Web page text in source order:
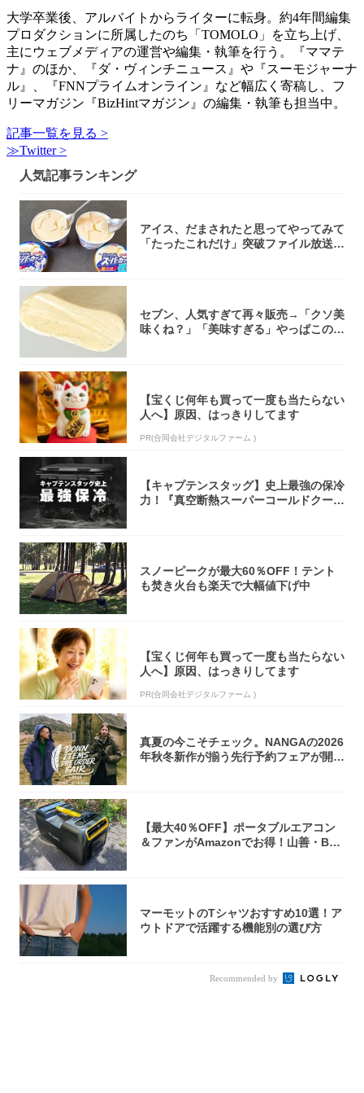
大学卒業後、アルバイトからライターに転身。約4年間編集
プロダクションに所属したのち「TOMOLO」を立ち上げ、
主にウェブメディアの運営や編集・執筆を行う。『ママテ
ナ』のほか、『ダ・ヴィンチニュース』や『スーモジャーナ
ル』、『FNNプライムオンライン』など幅広く寄稿し、フ
リーマガジン『BizHintマガジン』の編集・執筆も担当中。
記事一覧を見る >
≫Twitter >
人気記事ランキング
アイス、だまされたと思ってやってみて
「たったこれだけ」突破ファイル放送で
セブン、人気すぎて再々販売→「クソ美
味くね？」「美味すぎる」やっぱこのク
【宝くじ何年も買って一度も当たらない
人へ】原因、はっきりしてます
PR(合同会社デジタルファーム )
【キャプテンスタッグ】史上最強の保冷
力！『真空断熱スーパーコールドクーラ
スノーピークが最大60％OFF！テント
も焚き火台も楽天で大幅値下げ中
【宝くじ何年も買って一度も当たらない
人へ】原因、はっきりしてます
PR(合同会社デジタルファーム )
真夏の今こそチェック。NANGAの2026
年秋冬新作が揃う先行予約フェアが開催
【最大40％OFF】ポータブルエアコン
＆ファンがAmazonでお得！山善・Bo
マーモットのTシャツおすすめ10選！ア
ウトドアで活躍する機能別の選び方
Recommended by